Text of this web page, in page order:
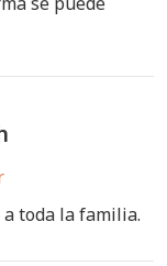
toda la familia.